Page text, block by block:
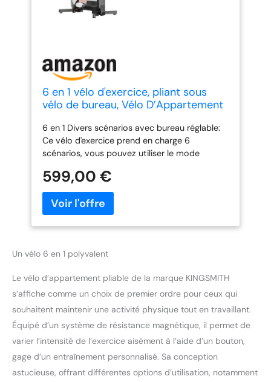
6 en 1 vélo d'exercice, pliant sous
vélo de bureau, Vélo D’Appartement
magnétique, Capacité 264lbs vélo
d'exercice stationnaire pour la salle
de sport à la maison
6 en 1 Divers scénarios avec bureau réglable:
Ce vélo d'exercice prend en charge 6
scénarios, vous pouvez utiliser le mode
et son mode de réunion court unique vous
permet d'avoir une réunion sans retarder
votre entraînement. Viens avec un bureau
réglable, la hauteur de la table basée peut
être ajustée en fonction de vos besoins.
d'arrêt d'urgence, le vélo D’appartement
lorsque vous le mettez en pause en cas
d'urgence. 4 jambes debout peuvent être
rapidement pliées et dépliées avec une
support à six points apporte une expérience
de stockage plus stable et plus sûre. Notre
vélos de fitness magnétique assure votre
sécurité tout le temps. Pas d'installation et
599,00 €
Un vélo 6 en 1 polyvalent
Le vélo d’appartement pliable de la marque KINGSMITH
s’affiche comme un choix de premier ordre pour ceux qui
souhaitent maintenir une activité physique tout en travaillant.
Équipé d’un système de résistance magnétique, il permet de
varier l’intensité de l’exercice aisément à l’aide d’un bouton,
gage d’un entraînement personnalisé. Sa conception
astucieuse, offrant différentes options d’utilisation, notamment